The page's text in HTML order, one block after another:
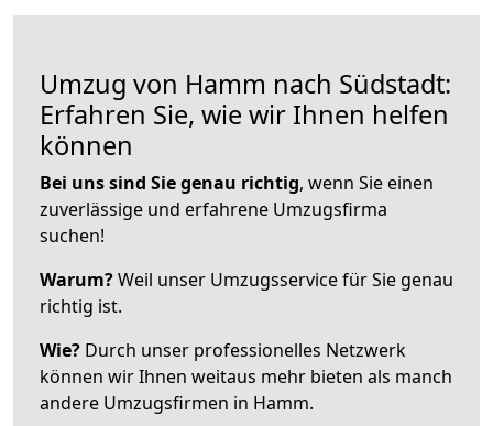
Umzug von Hamm nach Südstadt:
Erfahren Sie, wie wir Ihnen helfen
können
Bei uns sind Sie genau richtig, wenn Sie einen
zuverlässige und erfahrene Umzugsfirma
suchen!
Warum?Weil unser Umzugsservice für Sie genau
richtig ist.
Wie? Durch unser professionelles Netzwerk
können wir Ihnen weitaus mehr bieten als manch
andere Umzugsfirmen in Hamm.